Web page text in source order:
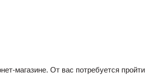
магазине. От вас потребуется пройти